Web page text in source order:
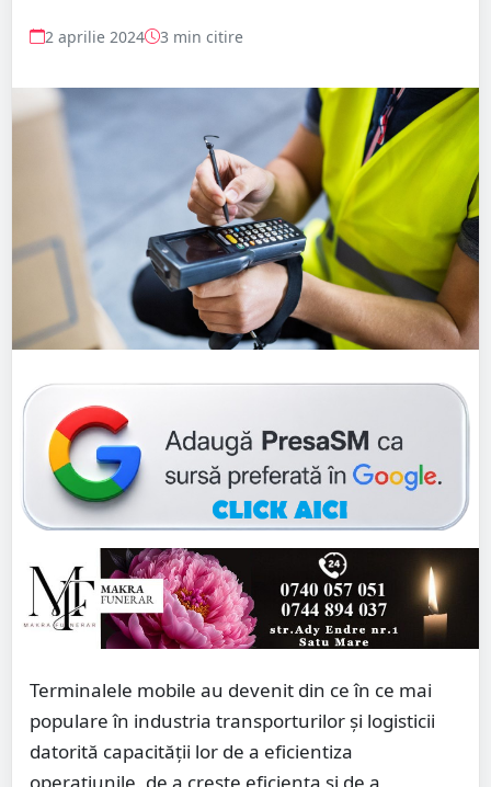
2 aprilie 2024 3 min citire
Terminalele mobile au devenit din ce în ce mai
populare în industria transporturilor și logisticii
datorită capacității lor de a eficientiza